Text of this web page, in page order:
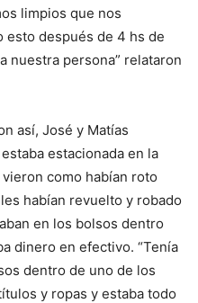
limpios que nos
esto después de 4 hs de
nuestra persona” relataron
así, José y Matías
estacionada en la
como habían roto
habían revuelto y robado
en los bolsos dentro
dinero en efectivo. “Tenía
dentro de uno de los
y ropas y estaba todo